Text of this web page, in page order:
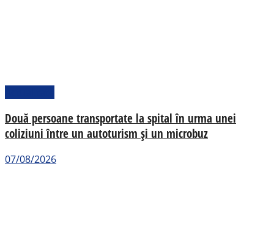
Două persoane transportate la spital în urma unei
coliziuni între un autoturism și un microbuz
07/08/2026